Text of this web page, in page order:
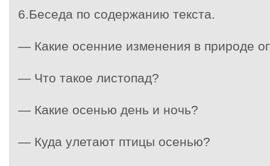
6.Беседа по содержанию текста.
— Какие осенние изменения в природе
— Что такое листопад?
— Какие осенью день и ночь?
— Куда улетают птицы осенью?